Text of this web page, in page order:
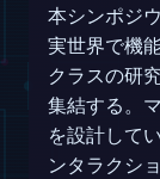
本シンポジ
実世界で機
クラスの研
集結する。
を設計して
ンタラクシ